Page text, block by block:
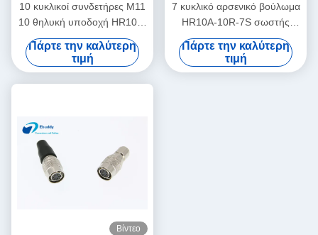
10 κυκλικοί συνδετήρες M11
10 θηλυκή υποδοχή HR10A-
10R-10S καρφιτσών
καρφιτσών
Πάρτε την καλύτερη
τιμή
7 κυκλικό αρσενικό βούλωμα
HR10A-10R-7S σωστής
γωνίας συνδετήρων
καρφιτσών
Πάρτε την καλύτερη
τιμή
Βίντεο